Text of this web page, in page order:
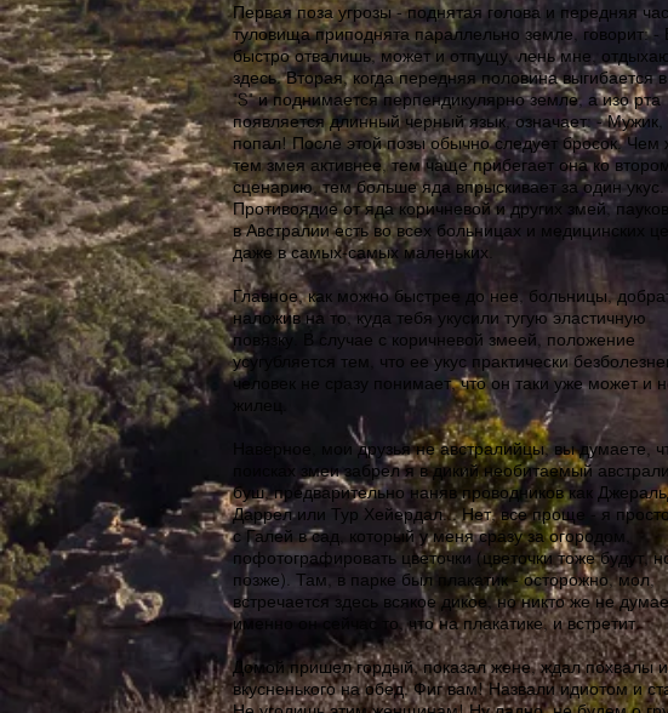
Первая поза угрозы - поднятая голова и передняя
туловища приподнята параллельно земле, говорит: -
быстро отвалишь, может и отпущу, лень мне,
здесь. Вторая, когда передняя половина выгибается
"S" и поднимается перпендикулярно земле, а изо рта
появляется длинный черный язык, означает: - Мужик,
попал! После этой позы обычно следует бросок. Чем
тем змея активнее, тем чаще прибегает она ко
сценарию, тем больше яда впрыскивает за один укус.
Противоядие от яда коричневой и других змей,
в Австралии есть во всех больницах и медицинских
даже в самых-самых маленьких.
Главное, как можно быстрее до нее, больницы,
наложив на то, куда тебя укусили тугую эластичную
повязку. В случае с коричневой змеей, положение
усугубляется тем, что ее укус практически
человек не сразу понимает, что он таки уже может и
жилец.
Наверное, мои друзья не австралийцы, вы думаете,
поисках змеи забрел я в дикий необитаемый
буш, предварительно наняв проводников как
Даррел или Тур Хейердал... Нет, все проще - я
с Галей в сад, который у меня сразу за огородом,
пофотографировать цветочки (цветочки тоже будут,
позже). Там, в парке был плакатик - осторожно, мол,
встречается здесь всякое дикое, но никто же не
именно он сейчас то, что на плакатике, и встретит.
Домой пришел гордый, показал жене, ждал похвалы и
вкусненького на обед. Фиг вам! Назвали идиотом и